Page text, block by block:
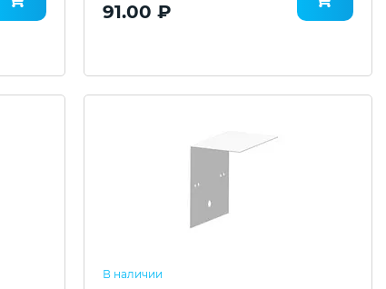
91.00 ₽
В наличии